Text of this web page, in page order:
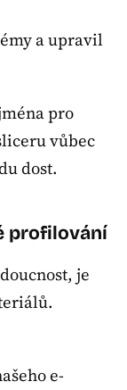
a upravil
pro
vůbec
dost.
profilování
je
e-